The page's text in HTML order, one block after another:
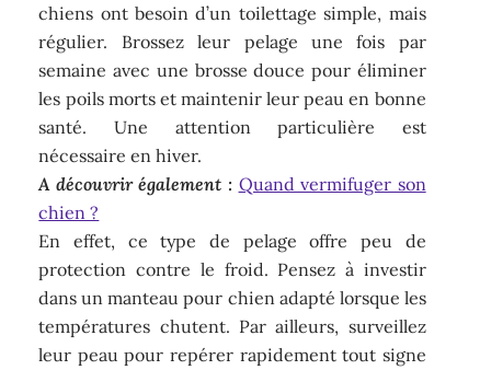
chiens ont besoin d’un toilettage simple, mais
régulier. Brossez leur pelage une fois par
semaine avec une brosse douce pour éliminer
les poils morts et maintenir leur peau en bonne
santé. Une attention particulière est
nécessaire en hiver.
A découvrir également : Quand vermifuger son
chien ?
En effet, ce type de pelage offre peu de
protection contre le froid. Pensez à investir
dans un manteau pour chien adapté lorsque les
températures chutent. Par ailleurs, surveillez
leur peau pour repérer rapidement tout signe